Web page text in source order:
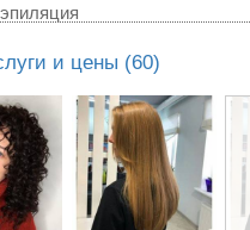
и цены (60)